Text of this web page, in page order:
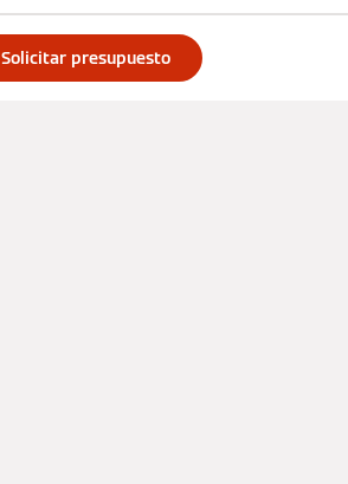
Solicitar presupuesto